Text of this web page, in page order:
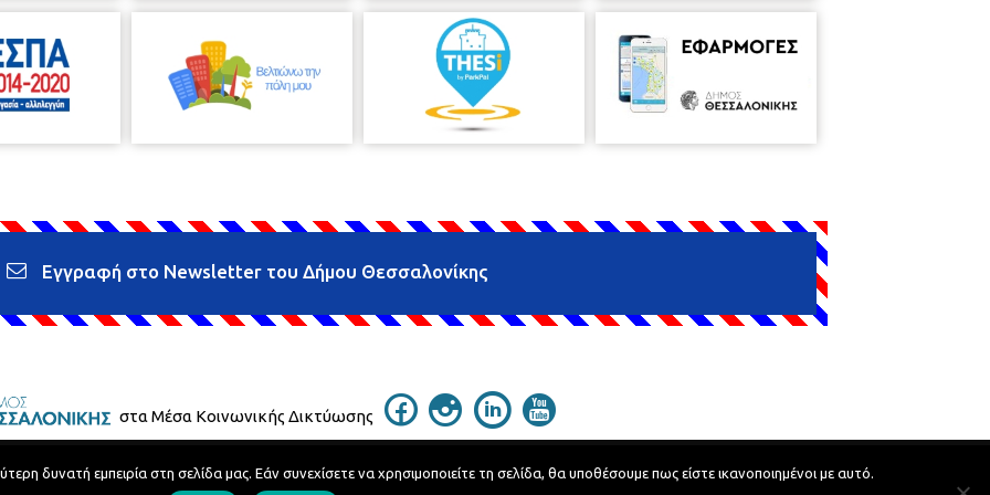
Εγγραφή στο Newsletter του Δήμου Θεσσαλονίκης
στα Μέσα Κοινωνικής Δικτύωσης
Τηλεφωνικός Κατάλογος Developed byMyCompany Projects
δυνατή εμπειρία στη σελίδα μας. Εάν συνεχίσετε να χρησιμοποιείτε τη σελίδα, θα υποθέσουμε πως είστε ικανοποιημένοι με αυτό.